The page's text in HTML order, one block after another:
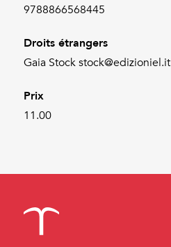
9788866568445
Droits étrangers
Gaia Stock stock@edizioniel.it
Prix
11.00